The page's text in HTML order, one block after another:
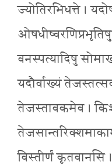
ज्योतिरभिधत्ते ।
वनस्पत्यादिषु
यदौर्वाख्यं
तेजस्तावकमेव ।
विस्तीर्णं कृतवानसि